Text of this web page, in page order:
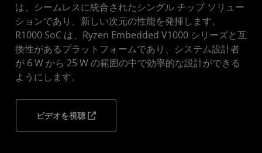
は、シームレスに統合されたシングル チップ ソリュー
ションであり、新しい次元の性能を発揮します。
R1000 SoC は、Ryzen Embedded V1000 シリーズと互
換性があるプラットフォームであり、システム設計者
が 6 W から 25 W の範囲の中で効率的な設計ができる
ようにします。
ビデオを視聴